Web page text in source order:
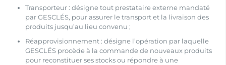
Transporteur : désigne tout prestataire externe mandaté
par GESCLÉS, pour assurer le transport et la livraison des
produits jusqu’au lieu convenu ;
Réapprovisionnement : désigne l’opération par laquelle
GESCLÉS procède à la commande de nouveaux produits
pour reconstituer ses stocks ou répondre à une